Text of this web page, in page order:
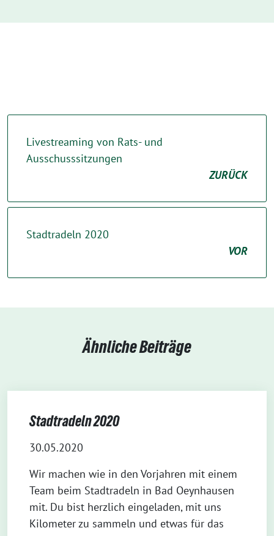
Livestreaming von Rats- und
Ausschusssitzungen
ZURÜCK
Stadtradeln 2020
VOR
Ähnliche Beiträge
Stadtradeln 2020
30.05.2020
Wir machen wie in den Vorjahren mit einem
Team beim Stadtradeln in Bad Oeynhausen
mit. Du bist herzlich eingeladen, mit uns
Kilometer zu sammeln und etwas für das